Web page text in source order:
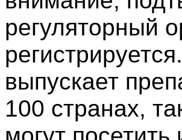
регуляторный
выпускает
100 странах,